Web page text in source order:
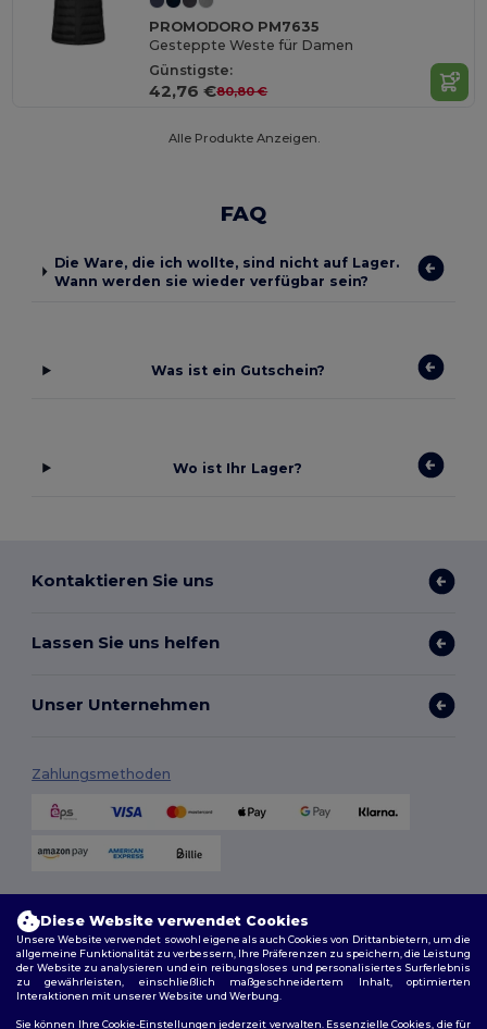
PROMODORO PM7635
Gesteppte Weste für Damen
Günstigste:
42,76 €80,80 €
Alle Produkte Anzeigen.
FAQ
Die Ware, die ich wollte, sind nicht auf Lager.
Wann werden sie wieder verfügbar sein?
Was ist ein Gutschein?
Wo ist Ihr Lager?
Kontaktieren Sie uns
Lassen Sie uns helfen
Unser Unternehmen
Zahlungsmethoden
Diese Website verwendet Cookies
Unsere Website verwendet sowohl eigene als auch Cookies von Drittanbietern, um die
allgemeine Funktionalität zu verbessern, Ihre Präferenzen zu speichern, die Leistung
der Website zu analysieren und ein reibungsloses und personalisiertes Surferlebnis
zu gewährleisten, einschließlich maßgeschneidertem Inhalt, optimierten
Interaktionen mit unserer Website und Werbung.
Sie können Ihre Cookie-Einstellungen jederzeit verwalten. Essenzielle Cookies, die für